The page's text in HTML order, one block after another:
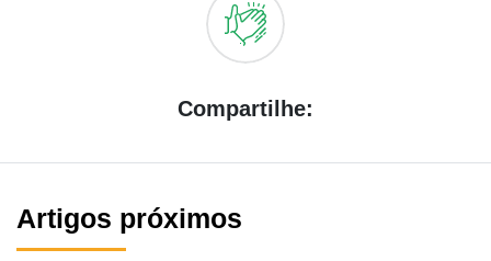
Compartilhe:
Artigos próximos